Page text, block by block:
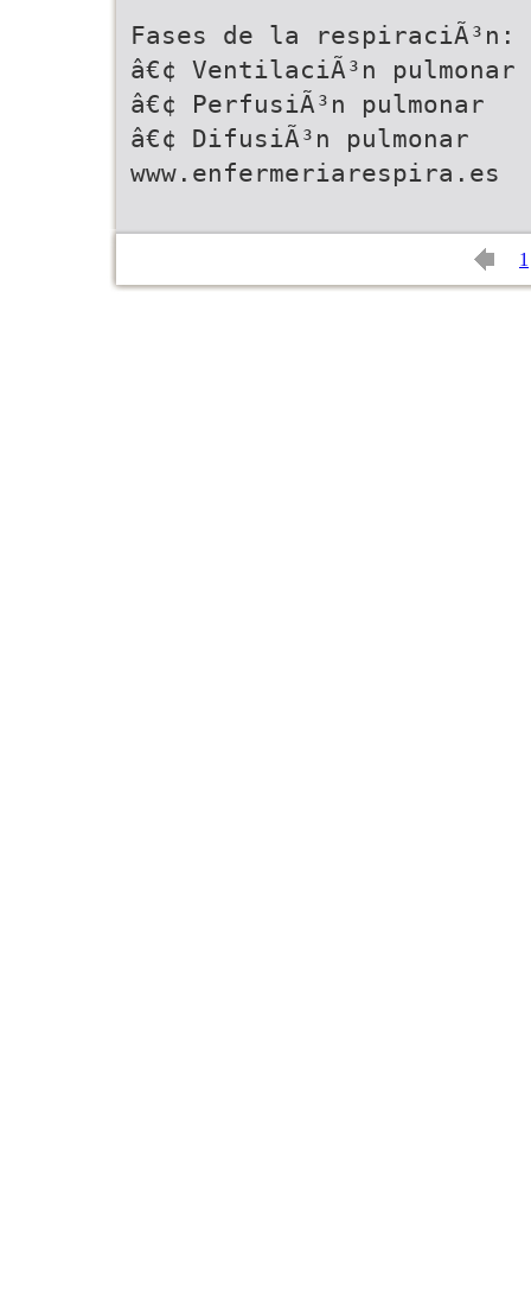
Fases de la respiraciÃ³n:
â€¢ VentilaciÃ³n pulmonar
â€¢ PerfusiÃ³n pulmonar
â€¢ DifusiÃ³n pulmonar
www.enfermeriarespira.es
1